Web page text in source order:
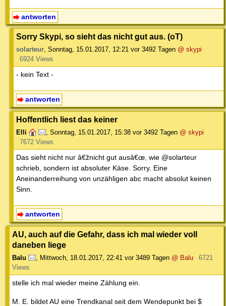
antworten
Sorry Skypi, so sieht das nicht gut aus. (oT)
solarteur, Sonntag, 15.01.2017, 12:21 vor 3492 Tagen @ skypi
6924 Views
- kein Text -
antworten
Hoffentlich liest das keiner
Elli , Sonntag, 15.01.2017, 15:38 vor 3492 Tagen @ skypi
7672 Views
Das sieht nicht nur â€žnicht gut ausâ€œ, wie @solarteur
schrieb, sondern ist absoluter Käse. Sorry. Eine
Aneinanderreihung von unzähligen abc macht absolut keinen
Sinn.
antworten
AU, auch auf die Gefahr, dass ich mal wieder voll
daneben liege
Balu Mittwoch, 18.01.2017, 22:41 vor 3489 Tagen @ Balu
6721
Views
stelle ich mal wieder meine Zählung ein.
M. E. bildet AU eine Trendkanal seit dem Wendepunkt bei $